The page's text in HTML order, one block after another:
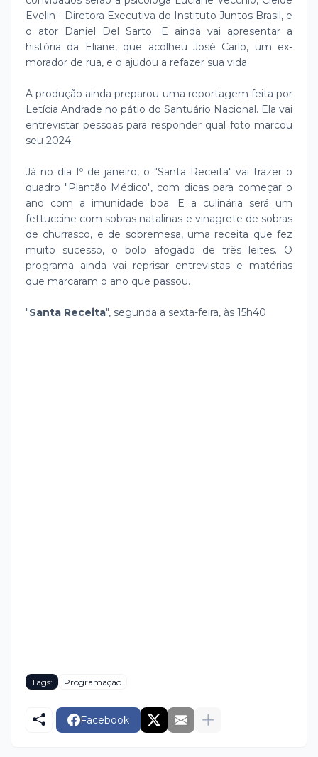
Evelin - Diretora Executiva do Instituto Juntos Brasil, e
o ator Daniel Del Sarto. E ainda vai apresentar a
história da Eliane, que acolheu José Carlo, um ex-
morador de rua, e o ajudou a refazer sua vida.
A produção ainda preparou uma reportagem feita por
Letícia Andrade no pátio do Santuário Nacional. Ela vai
entrevistar pessoas para responder qual foto marcou
seu 2024.
Já no dia 1º de janeiro, o "Santa Receita" vai trazer o
quadro "Plantão Médico", com dicas para começar o
ano com a imunidade boa. E a culinária será um
fettuccine com sobras natalinas e vinagrete de sobras
de churrasco, e de sobremesa, uma receita que fez
muito sucesso, o bolo afogado de três leites. O
programa ainda vai reprisar entrevistas e matérias
que marcaram o ano que passou.
"Santa Receita", segunda a sexta-feira, às 15h40
Tags: Programação
Facebook